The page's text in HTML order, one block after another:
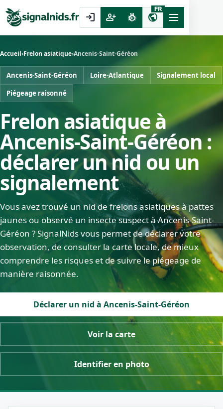
login person_add pest_control public
FR
Accueil›Frelon asiatique›Ancenis-Saint-Géréon
Ancenis-Saint-Géréon Loire-Atlantique
Signalement local
Piégeage raisonné
Frelon asiatique à
Ancenis-Saint-Géréon :
déclarer un nid ou un
signalement
Vous avez trouvé un nid de frelons asiatiques à pattes
jaunes ou observé un insecte suspect à Ancenis-Saint-
Géréon ? SignalNids vous permet de déclarer votre
observation, de consulter la carte locale, de mieux
comprendre les risques et de suivre le piégeage de
manière raisonnée.
Déclarer un nid à Ancenis-Saint-Géréon
Voir la carte
Identifier en photo